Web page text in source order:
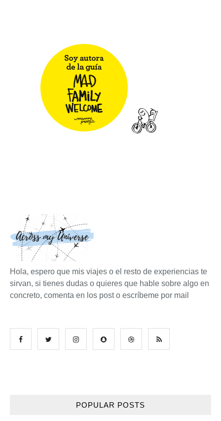
Hola, espero que mis viajes o el resto de experiencias te
sirvan, si tienes dudas o quieres que hable sobre algo en
concreto, comenta en los post o escríbeme por mail
POPULAR POSTS